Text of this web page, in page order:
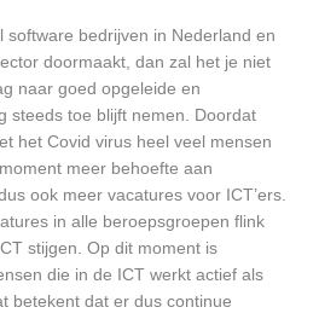
software bedrijven in Nederland en
doormaakt, dan zal het je niet
naar goed opgeleide en
steeds toe blijft nemen. Doordat
het Covid virus heel veel mensen
meer behoefte aan
ook meer vacatures voor ICT’ers.
in alle beroepsgroepen flink
stijgen. Op dit moment is
die in de ICT werkt actief als
betekent dat er dus continue